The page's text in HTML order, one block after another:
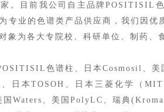
。目前我公司自主品牌POSITISIL
专业的色谱类产品 供应商，我们因优
象为 各大专院校、科研单位、制药 、
色谱柱、 日本Cosmosil、 美
日本TOSOH 、
日本三菱化学（
国Waters 、 美国 PolyLC、 瑞典(